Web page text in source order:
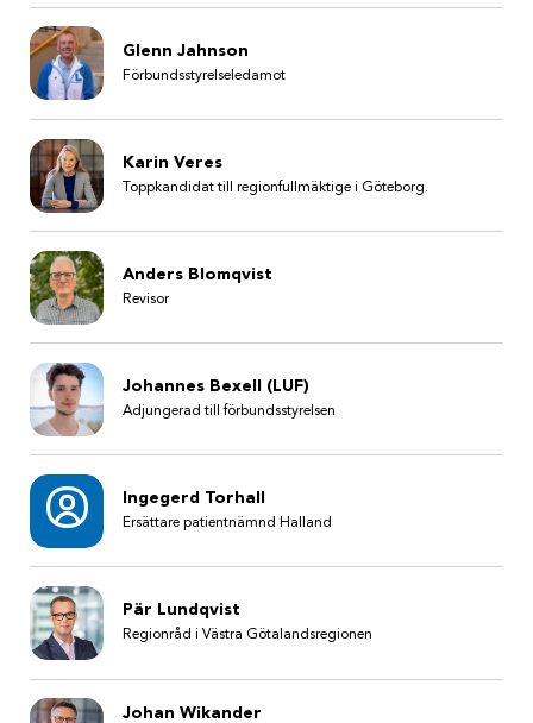
Glenn Jahnson
Förbundsstyrelseledamot
Karin Veres
Toppkandidat till regionfullmäktige i Göteborg.
Anders Blomqvist
Revisor
Johannes Bexell (LUF)
Adjungerad till förbundsstyrelsen
Ingegerd Torhall
Ersättare patientnämnd Halland
Pär Lundqvist
Regionråd i Västra Götalandsregionen
Johan Wikander